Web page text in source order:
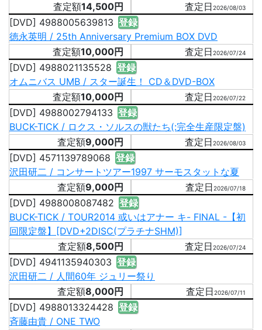
14,500円
2026/08/03
[DVD] 4988005639813 登録
徳永英明 / 25th Anniversary Premium BOX DVD
10,000円
2026/07/24
[DVD] 4988021135528 登録
オムニバス UMB / スター誕生！ CD＆DVD-BOX
10,000円
2026/07/22
[DVD] 4988002794133 登録
BUCK-TICK / ロクス・ソルスの獣たち(:完全生産限定盤)
9,000円
2026/08/03
[DVD] 4571139789068 登録
沢田研二 / コンサートツアー1997 サーモスタットな夏
9,000円
2026/07/18
[DVD] 4988008087482 登録
BUCK-TICK / TOUR2014 或いはアナー キ- FINAL -【初
回限定盤】[DVD+2DISC(プラチナSHM)]
8,500円
2026/07/24
[DVD] 4941135940303 登録
沢田研二 / 人間60年 ジュリー祭り
8,000円
2026/07/11
[DVD] 4988013324428 登録
斉藤由貴 / ONE TWO